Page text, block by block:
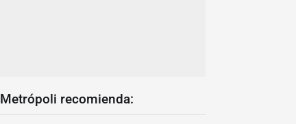
Metrópoli recomienda: